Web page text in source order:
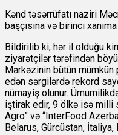
Kənd təsərrüfatı naziri
başçısına və birinci
Bildirilib ki, hər il olduğu
ziyarətçilər tərəfindən
Mərkəzinin bütün mümkün
edən sərgilərdə rekord
nümayiş olunur.
iştirak edir, 9 ölkə isə milli
Agro” və “InterFood
Belarus, Gürcüstan,